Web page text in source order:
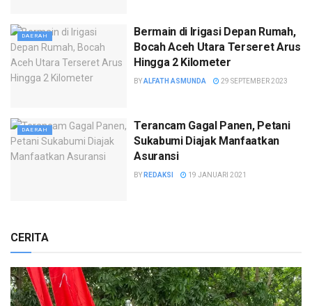
DAERAH
Bermain di Irigasi Depan Rumah,
Bocah Aceh Utara Terseret Arus
Hingga 2 Kilometer
BYALFATH ASMUNDA 29 SEPTEMBER 2023
DAERAH
Terancam Gagal Panen, Petani
Sukabumi Diajak Manfaatkan
Asuransi
BY REDAKSI 19 JANUARI 2021
CERITA